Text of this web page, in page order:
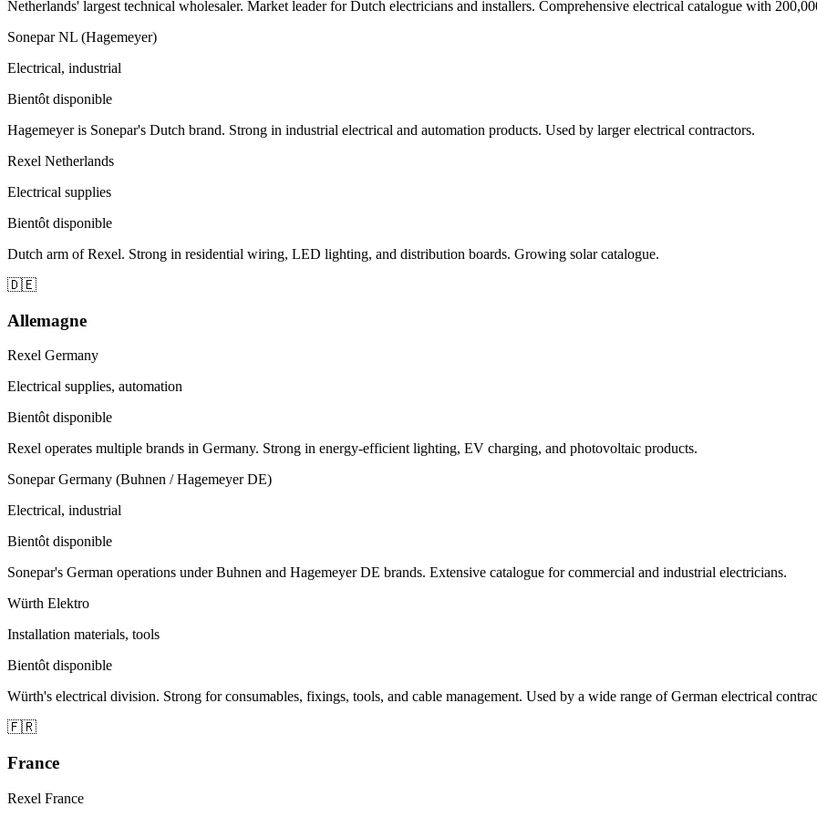
Netherlands' largest technical wholesaler. Market leader for Dutch electricians and installers. Comprehensive electrical catalogue with
Sonepar NL (Hagemeyer)
Electrical, industrial
Bientôt disponible
Hagemeyer is Sonepar's Dutch brand. Strong in industrial electrical and automation products. Used by larger electrical contractors.
Rexel Netherlands
Electrical supplies
Bientôt disponible
Dutch arm of Rexel. Strong in residential wiring, LED lighting, and distribution boards. Growing solar catalogue.
🇩🇪
Allemagne
Rexel Germany
Electrical supplies, automation
Bientôt disponible
Rexel operates multiple brands in Germany. Strong in energy-efficient lighting, EV charging, and photovoltaic products.
Sonepar Germany (Buhnen / Hagemeyer DE)
Electrical, industrial
Bientôt disponible
Sonepar's German operations under Buhnen and Hagemeyer DE brands. Extensive catalogue for commercial and industrial electricians.
Würth Elektro
Installation materials, tools
Bientôt disponible
Würth's electrical division. Strong for consumables, fixings, tools, and cable management. Used by a wide range of German electrical
🇫🇷
France
Rexel France